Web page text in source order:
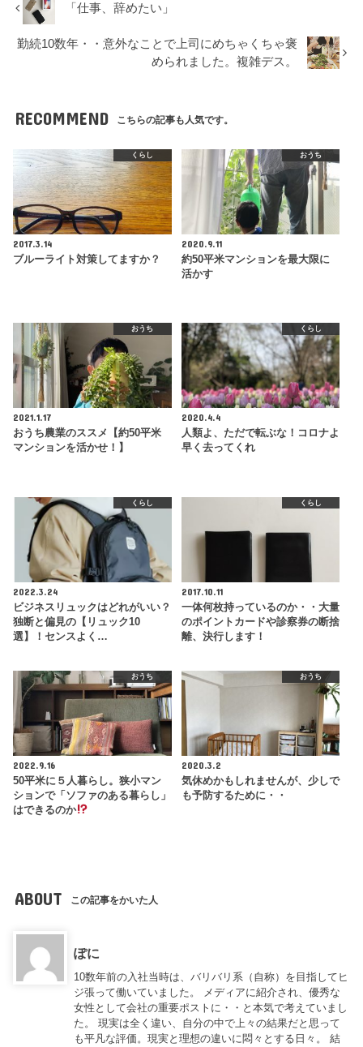
「仕事、辞めたい」
勤続10数年・・意外なことで上司にめちゃくちゃ褒
められました。複雑デス。
RECOMMEND こちらの記事も人気です。
くらし
2017.3.14
ブルーライト対策してますか？
おうち
2020.9.11
約50平米マンションを最大限に
活かす
おうち
2021.1.17
おうち農業のススメ【約50平米
マンションを活かせ！】
くらし
2020.4.4
人類よ、ただで転ぶな！コロナよ
早く去ってくれ
くらし
2022.3.24
ビジネスリュックはどれがいい？
独断と偏見の【リュック10
選】！センスよく…
くらし
2017.10.11
一体何枚持っているのか・・大量
のポイントカードや診察券の断捨
離、決行します！
おうち
2022.9.16
50平米に５人暮らし。狭小マン
ションで「ソファのある暮らし」
はできるのか
おうち
2020.3.2
気休めかもしれませんが、少しで
も予防するために・・
ABOUT この記事をかいた人
ぽに
10数年前の入社当時は、バリバリ系（自称）を目指してヒ
ジ張って働いていました。 メディアに紹介され、優秀な
女性として会社の重要ポストに・・と本気で考えていまし
た。 現実は全く違い、自分の中で上々の結果だと思って
も平凡な評価。現実と理想の違いに悶々とする日々。 結